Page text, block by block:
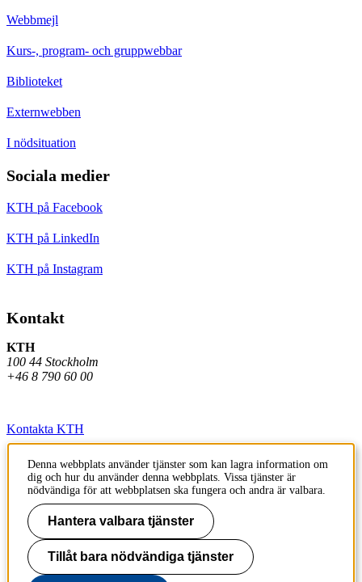
Webbmejl
Kurs-, program- och gruppwebbar
Biblioteket
Externwebben
I nödsituation
Sociala medier
KTH på Facebook
KTH på LinkedIn
KTH på Instagram
Kontakt
KTH
100 44 Stockholm
+46 8 790 60 00
Kontakta KTH
Jobba på KTH
Press och media
Faktura och betalning KTH
Om KTH:s webbplatser
Denna webbplats använder tjänster som kan lagra information om
dig och hur du använder denna webbplats. Vissa tjänster är
nödvändiga för att webbplatsen ska fungera och andra är valbara.
Hantera valbara tjänster
Tillåt bara nödvändiga tjänster